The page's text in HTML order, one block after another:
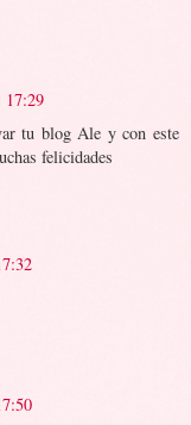
17:29
tu blog Ale y con este
felicidades